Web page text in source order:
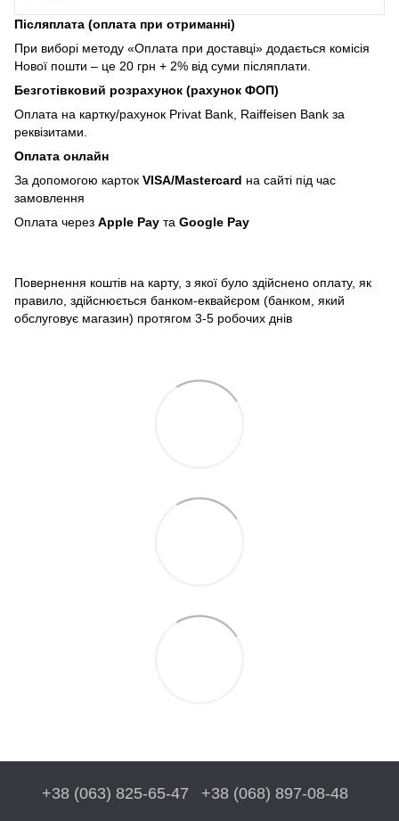
Післяплата (оплата при отриманні)
При виборі методу «Оплата при доставці» додається комісія
Нової пошти – це 20 грн + 2% від суми післяплати.
Безготівковий розрахунок (рахунок ФОП)
Оплата на картку/рахунок Privat Bank, Raiffeisen Bank за
реквізитами.
Оплата онлайн
За допомогою карток VISA/Mastercard на сайті під час
замовлення
Оплата через Apple Pay та Google Pay
Повернення коштів на карту, з якої було здійснено оплату, як
правило, здійснюється банком-еквайєром (банком, який
обслуговує магазин) протягом 3-5 робочих днів
+38 (063) 825-65-47 +38 (068) 897-08-48